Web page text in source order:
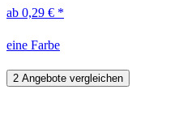
ab 0,29 € *
eine Farbe
2 Angebote vergleichen